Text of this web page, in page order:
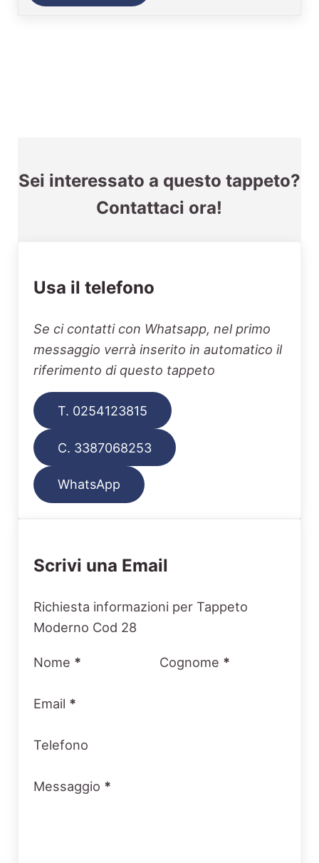
Sei interessato a questo tappeto?
Contattaci ora!
Usa il telefono
Se ci contatti con Whatsapp, nel primo
messaggio verrà inserito in automatico il
riferimento di questo tappeto
T. 0254123815
C. 3387068253
WhatsApp
Scrivi una Email
Section
Richiesta informazioni per Tappeto
Moderno Cod 28
Nome * Cognome *
Email *
Telefono
Messaggio *